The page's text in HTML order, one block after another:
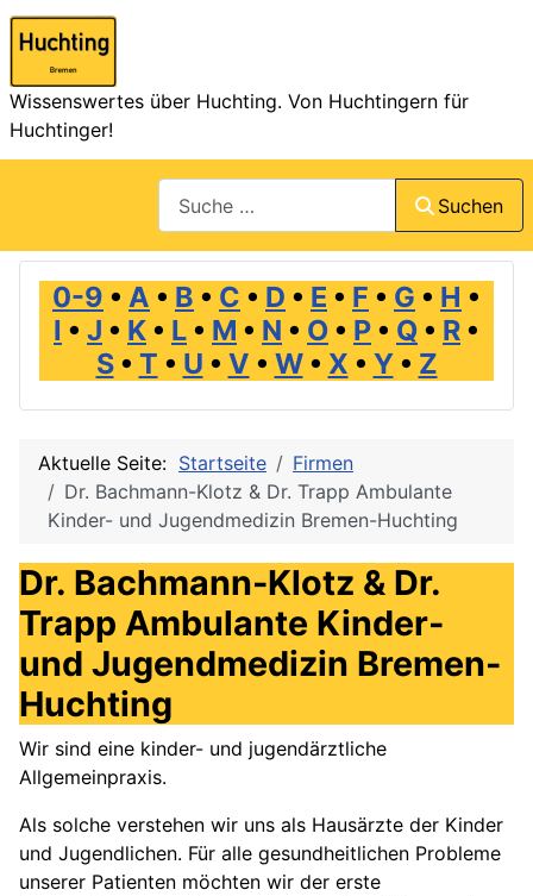
Wissenswertes über Huchting. Von Huchtingern für
Huchtinger!
Suchen
0-9 • A • B • C • D • E • F • G • H •
I • J • K • L • M • N • O • P • Q • R •
S• T • U • V • W• X • Y• Z
Aktuelle Seite: Startseite
Firmen
Dr. Bachmann-Klotz & Dr. Trapp Ambulante
Kinder- und Jugendmedizin Bremen-Huchting
Dr. Bachmann-Klotz & Dr.
Trapp Ambulante Kinder-
und Jugendmedizin Bremen-
Huchting
Wir sind eine kinder- und jugendärztliche
Allgemeinpraxis.
Als solche verstehen wir uns als Hausärzte der Kinder
und Jugendlichen. Für alle gesundheitlichen Probleme
unserer Patienten möchten wir der erste